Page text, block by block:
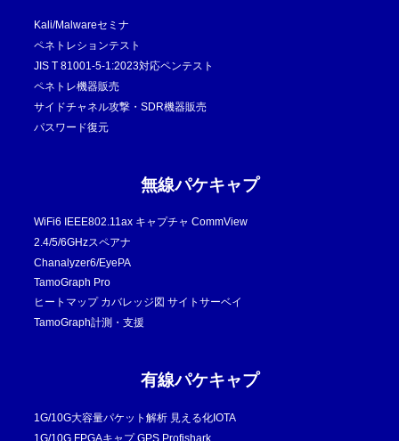
Kali/Malwareセミナ
ペネトレションテスト
JIS T 81001-5-1:2023対応ペンテスト
ペネトレ機器販売
サイドチャネル攻撃・SDR機器販売
パスワード復元
無線パケキャプ
WiFi6 IEEE802.11ax キャプチャ CommView
2.4/5/6GHzスペアナ
Chanalyzer6/EyePA
TamoGraph Pro
ヒートマップ カバレッジ図 サイトサーベイ
TamoGraph計測・支援
有線パケキャプ
1G/10G大容量パケット解析 見える化IOTA
1G/10G FPGAキャプ GPS Profishark